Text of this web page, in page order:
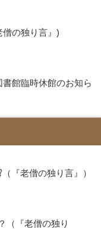
の独り言』)
館臨時休館のお知ら
『老僧の独り言』）
（『老僧の独り